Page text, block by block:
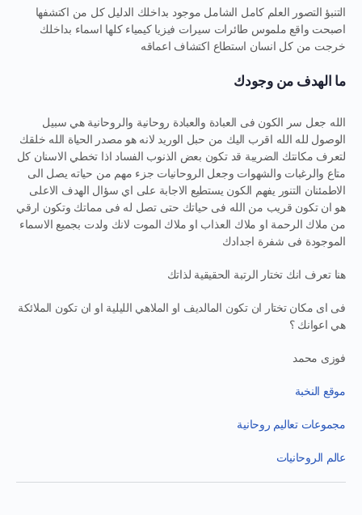
التنبؤ التصور العلم كامل الشامل موجود بداخلك الدليل كل من اكتشفها
اصبحت واقع ملموس طائرات سيرات فيزيا كيمياء كلها اسماء بداخلك
خرجت من كل انسان استطاع اكتشاف اعماقه
ما الهدف من وجودك
الله جعل سر الكون فى العبادة والعبادة روحانية والروحانية هي سبيل
الوصول لله الله اقرب اليك من حبل الوريد لانه هو مصدر الحياة الله خلقك
لتعرف مكانتك الضريبة قد تكون بعض الذنوب الفساد اذا تخطي الاسنان كل
متاع والرغبات والشهوات وجعل الروحانيات جزء مهم من حياته يصل الى
الاطمئنان التنور يفهم الكون يستطيع الاجابة على اي سؤال الهدف الاعلى
هو ان تكون قريب من الله فى حياتك حتى تصل له فى مماتك وتكون ارقي
من ملاك الرحمة او ملاك العذاب او ملاك الموت لانك ولدت بجميع الاسماء
الموجودة فى شفرة اجدادك
هنا تعرف انك تختار الرتبة الحقيقية لذاتك
فى اى مكان تختار ان تكون المالديف او الملاهي الليلية او ان تكون الملائكة
هي اعوانك ؟
فوزى محمد
موقع النخبة
مجموعات تعاليم روحانية
عالم الروحانيات